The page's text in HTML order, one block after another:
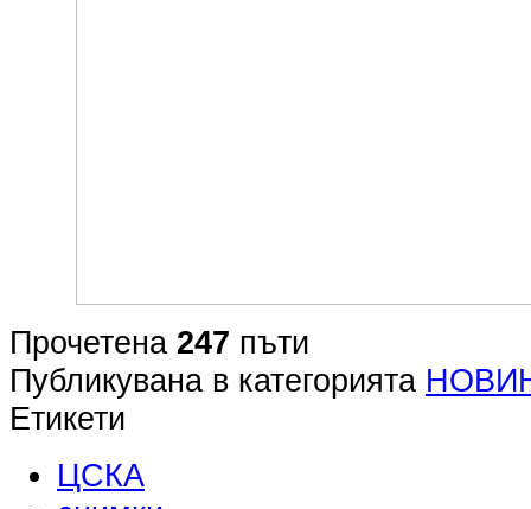
Прочетена 247 пъти
Публикувана в категорията
Етикети
ЦСКА